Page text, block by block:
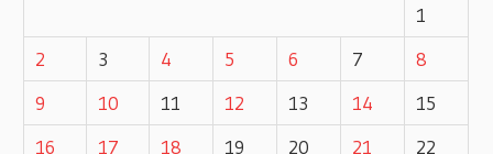
1
2
3 4 5 6 7
8
9
10 11 12 13 14
15
16
17 18 19 20 21
22